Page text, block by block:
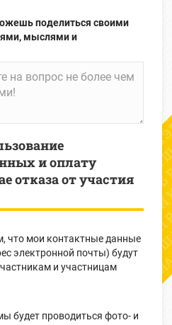
поделиться своими
мыслями и
и оплату
отказа от участия
что мои контактные данные
электронной почты) будут
и участницам
будет проводиться фото- и